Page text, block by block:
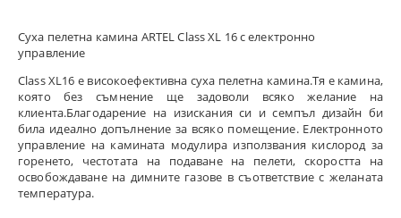
Суха пелетна камина ARTEL Class XL 16 с електронно
управление
Class XL16 e високоефективна суха пелетна камина.Тя е камина,
която без съмнение ще задоволи всяко желание на
клиента.Благодарение на изискания си и семпъл дизайн би
била идеално допълнение за всяко помещение. Електронното
управление на камината модулира използвания кислород за
горенето, честотата на подаване на пелети, скоростта на
освобождаване на димните газове в съответствие с желаната
температура.